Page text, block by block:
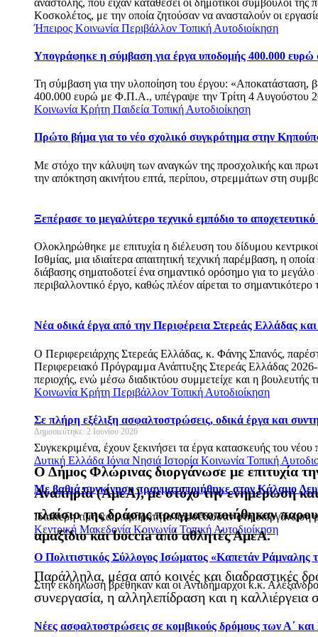
Κοσκολέτος, με την οποία ζητούσαν να ανασταλούν οι
Ήπειρος Κοινωνία Περιβάλλον Τοπική Αυτοδιοίκηση
Υπογράφηκε η σύμβαση για έργα υποδομής 400.000
Τη σύμβαση για την υλοποίηση του έργου: «Αποκατάσταση,
400.000 ευρώ με Φ.Π.Α., υπέγραψε την Τρίτη 4 Αυγούστου
Κοινωνία Κρήτη Παιδεία Τοπική Αυτοδιοίκηση
Πρώτο βήμα για το νέο σχολικό συγκρότημα στην
Με στόχο την κάλυψη των αναγκών της προσχολικής και
την απόκτηση ακινήτου επτά, περίπου, στρεμμάτων στη
Ξεπέρασε το μεγαλύτερο τεχνικό εμπόδιο το
Ολοκληρώθηκε με επιτυχία η διέλευση του δίδυμου
Ισθμίας, μια ιδιαίτερα απαιτητική τεχνική παρέμβαση, η
διάβασης σηματοδοτεί ένα σημαντικό ορόσημο για το
περιβαλλοντικό έργο, καθώς πλέον αίρεται το
Νέα οδικά έργα από την Περιφέρεια Στερεάς Ελλάδας
Ο Περιφερειάρχης Στερεάς Ελλάδας, κ. Φάνης Σπανός,
Περιφερειακό Πρόγραμμα Ανάπτυξης Στερεάς Ελλάδας 2026-
περιοχής, ενώ μέσω διαδικτύου συμμετείχε και η
Κοινωνία Κρήτη Περιβάλλον Τοπική Αυτοδιοίκηση
Σε πλήρη εξέλιξη ασφαλτοστρώσεις, οδικά έργα και
Συγκεκριμένα, έχουν ξεκινήσει τα έργα κατασκευής του
Δυτική Ελλάδα Ιόνια Νησιά Ιστορία Κοινωνία Τοπική
Με βαθιά συγκίνηση πραγματοποιήθηκε στον Κάλαμο
Ιδιαίτερη τιμή και λαμπρότητα προσέδωσαν στη διοργάνωση
Κεντρική Μακεδονία Κοινωνία Τοπική Αυτοδιοίκηση
Ο Πολιτιστικός Σύλλογος Ισώματος «Καπετάν Ράμναλης
Στην εκδήλωση βρέθηκαν και οι Αντιδήμαρχοι κ.κ.
Νέες ασφαλτοστρώσεις σε κομβικούς δρόμους των Α΄
Δημοσιεύτηκε: 2 Ιουνίου 2026
Ο Δήμος Φλώρινας διοργάνωσε με επιτυχία
Αναπηρία (ΑμεΑ), με στόχο την ενημέρωση
πλαίσιο της δράσης πραγματοποιήθηκαν
αμαξίδιο και boccia από αθλητές ΑμεΑ.
Παράλληλα, μέσα από κοινές και διαδραστικές
συνεργασία, η αλληλεπίδραση και η